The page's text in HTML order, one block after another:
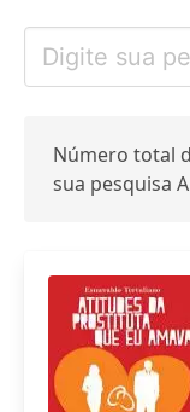
Número total
sua pesquisa